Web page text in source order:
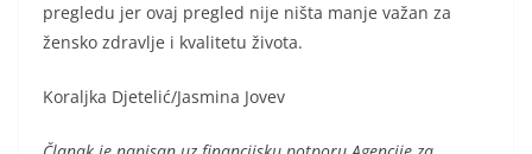
pregledu jer ovaj pregled nije ništa manje važan za
žensko zdravlje i kvalitetu života.
Koraljka Djetelić/Jasmina Jovev